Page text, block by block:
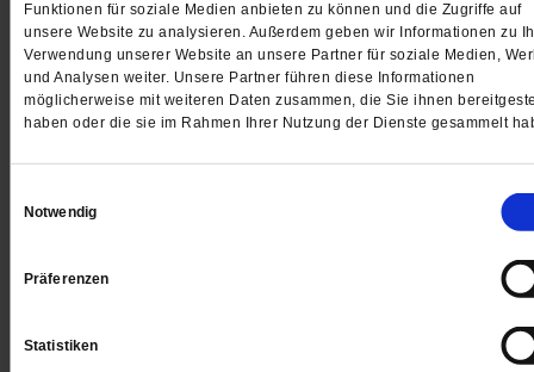
Funktionen für soziale Medien anbieten zu können und die Zugriffe auf
unsere Website zu analysieren. Außerdem geben wir Informationen zu
Verwendung unserer Website an unsere Partner für soziale Medien,
und Analysen weiter. Unsere Partner führen diese Informationen
möglicherweise mit weiteren Daten zusammen, die Sie ihnen
haben oder die sie im Rahmen Ihrer Nutzung der Dienste gesammelt
Notwendig
Präferenzen
Statistiken